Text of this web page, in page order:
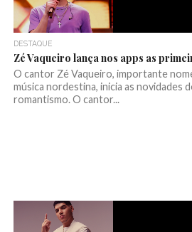
DESTAQUE
Zé Vaqueiro lança nos apps as
O cantor Zé Vaqueiro, importante
música nordestina, inicia as novidades
romantismo. O cantor...